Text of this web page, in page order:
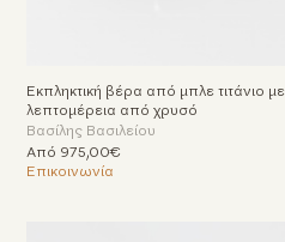
Εκπληκτική βέρα από μπλε τιτάνιο με
λεπτομέρεια από χρυσό
Βασίλης Βασιλείου
Από 975,00€
Επικοινωνία